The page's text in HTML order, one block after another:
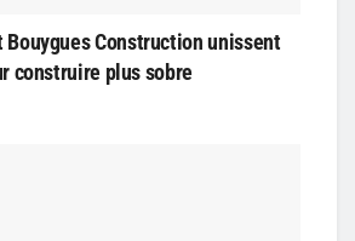
Bouygues Construction unissent
construire plus sobre